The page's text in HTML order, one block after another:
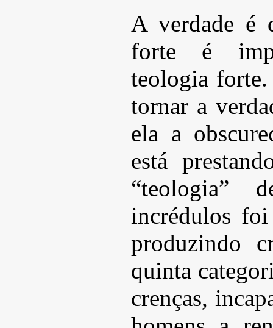
A verdade é
forte é
teologia
tornar a
ela a
está
“teologia”
incrédulos
produzindo
quinta
crenças,